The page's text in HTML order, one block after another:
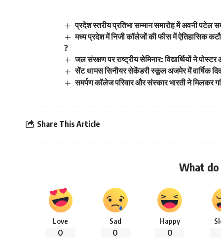
प्रदेश स्तरीय प्रतिभा सम्मान समारोह में अवनी पटेल
मध्य प्रदेश में निजी कॉलेजों की फीस में ऐतिहासिक
?
जल संरक्षण पर राष्ट्रीय सेमिनार: विद्यार्थियों ने
सेंट थामस सिनीयर सेकेंडरी स्कूल अजमेर में वार्षिक
समर्पण कॉलेज परिवार और संस्कार भारती ने मिलकर
Share This Article
What
Love
0
Sad
0
Happy
0